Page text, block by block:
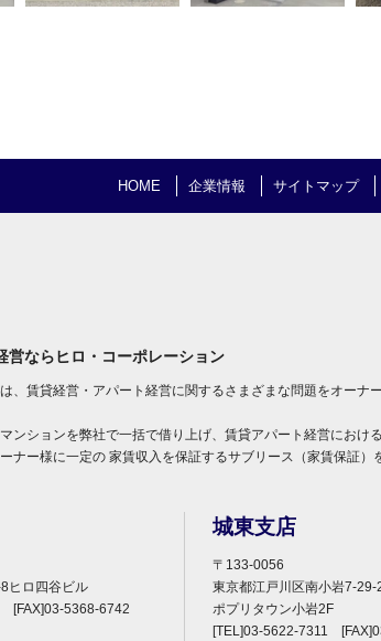
HOME 企業情報 サイトマップ
営ならヒロ・コーポレーション
、賃貸経営・アパート経営に関するさまざまな問題をオーナ
ンションを弊社で一括で借り上げ、賃貸アパート経営におけ
ナー様に一定の 家賃収入を保証するサブリース（家賃保証）
ヒロ四谷ビル
[FAX]03-5368-6742
城東支店
〒133-0056
東京都江戸川区南小岩7-29-
ポプリタウン小岩2F
[TEL]03-5622-7311